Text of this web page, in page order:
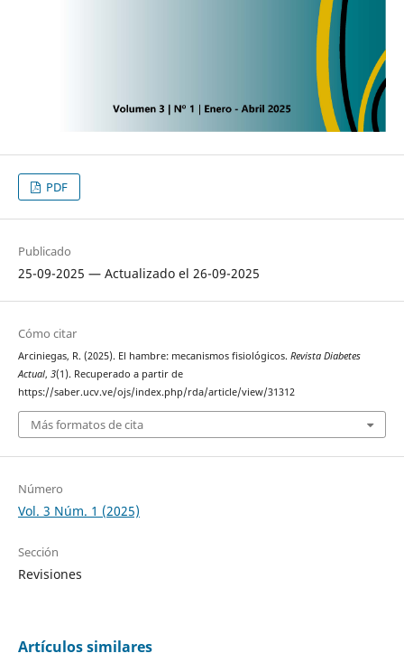
PDF
Publicado
25-09-2025 — Actualizado el 26-09-2025
Cómo citar
Arciniegas, R. (2025). El hambre: mecanismos fisiológicos. Revista Diabetes
Actual, 3(1). Recuperado a partir de
https://saber.ucv.ve/ojs/index.php/rda/article/view/31312
Más formatos de cita
Número
Vol. 3 Núm. 1 (2025)
Sección
Revisiones
Artículos similares